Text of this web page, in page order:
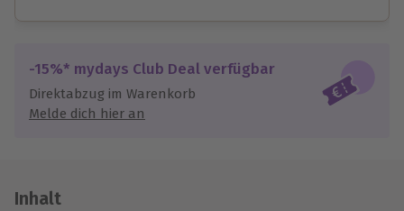
Jeder Gutschein für alle Erlebnisse einlösbar.
Maximale Sicherheit
10 Jahre gültig & verlängerbar.
-15%* mydays Club Deal verfügbar
Direktabzug im Warenkorb
Melde dich hier an
Inhalt